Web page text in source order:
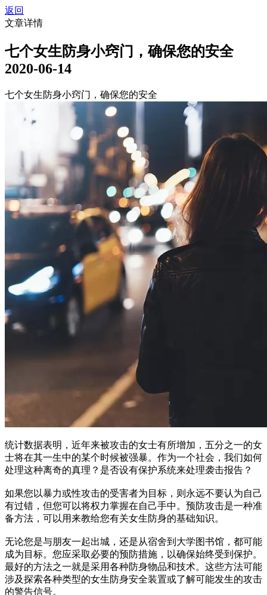
返回
文章详情
七个女生防身小窍门，确保您的安全
2020-06-14
七个女生防身小窍门，确保您的安全
统计数据表明，近年来被攻击的女士有所增加，五分之一的女
士将在其一生中的某个时候被强暴。作为一个社会，我们如何
处理这种离奇的真理？是否设有保护系统来处理袭击报告？
如果您以暴力或性攻击的受害者为目标，则永远不要认为自己
有过错，但您可以将权力掌握在自己手中。预防攻击是一种准
备方法，可以用来教给您有关女生防身的基础知识。
无论您是与朋友一起出城，还是从宿舍到大学图书馆，都可能
成为目标。您应采取必要的预防措施，以确保始终受到保护。
最好的方法之一就是采用各种防身物品和技术。这些方法可能
涉及探索各种类型的女生防身安全装置或了解可能发生的攻击
的警告信号。